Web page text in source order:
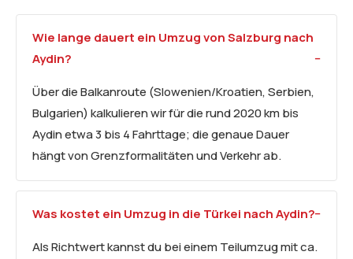
Wie lange dauert ein Umzug von Salzburg nach
Aydin?
Über die Balkanroute (Slowenien/Kroatien, Serbien,
Bulgarien) kalkulieren wir für die rund 2020 km bis
Aydin etwa 3 bis 4 Fahrttage; die genaue Dauer
hängt von Grenzformalitäten und Verkehr ab.
Was kostet ein Umzug in die Türkei nach Aydin?
Als Richtwert kannst du bei einem Teilumzug mit ca.